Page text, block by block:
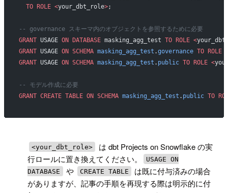
  TO
ROLE <your_dbt_role>;
-- governance スキーマ内のオブジェクトを参照するために必要
GRANT USAGE ON DATABASE masking_agg_test TO ROLE <
GRANT USAGE ON SCHEMA masking_agg_test .governance TO ROLE
GRANT USAGE ON SCHEMA masking_agg_test . public TO ROLE <
-- モデル作成に必要
GRANT CREATE TABLE ON SCHEMA masking_agg_test . public TO
<your_dbt_role>
は dbt Projects on Snowflake の実
行ロールに置き換えてください。
USAGE ON
DATABASE
や CREATE TABLE
は既に付与済みの場合
がありますが、記事の手順を再現する際は明示的に付